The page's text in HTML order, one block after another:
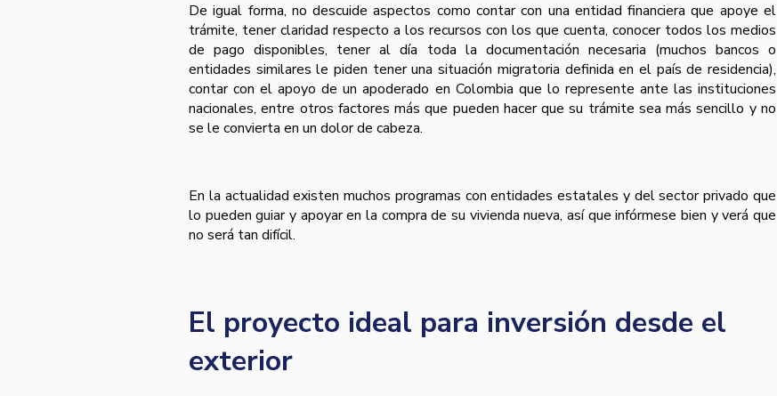
De igual forma, no descuide aspectos como contar con una entidad financiera que apoye el
trámite, tener claridad respecto a los recursos con los que cuenta, conocer todos los medios
de pago disponibles, tener al día toda la documentación necesaria (muchos bancos o
entidades similares le piden tener una situación migratoria definida en el país de residencia),
contar con el apoyo de un apoderado en Colombia que lo represente ante las instituciones
nacionales, entre otros factores más que pueden hacer que su trámite sea más sencillo y no
se le convierta en un dolor de cabeza.
En la actualidad existen muchos programas con entidades estatales y del sector privado que
lo pueden guiar y apoyar en la compra de su vivienda nueva, así que infórmese bien y verá que
no será tan difícil.
El proyecto ideal para inversión desde el
exterior